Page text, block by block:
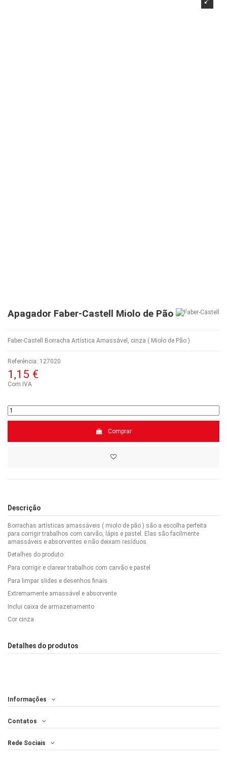
Apagador Faber-Castell Miolo de Pão
Faber-Castell Borracha Artística Amassável, cinza ( Miolo de Pão )
Referência: 127020
1,15 €
Com IVA
Comprar
Descrição
Borrachas artísticas amassáveis ( miolo de pão ) ​​são a escolha perfeita
para corrigir trabalhos com carvão, lápis e pastel. Elas são facilmente
amassáveis ​​e absorventes e não deixam resíduos.
Detalhes do produto:
Para corrigir e clarear trabalhos com carvão e pastel
Para limpar slides e desenhos finais
Extremamente amassável e absorvente
Inclui caixa de armazenamento
Cor cinza
Detalhes do produtos
Informações
Contatos
Rede Sociais